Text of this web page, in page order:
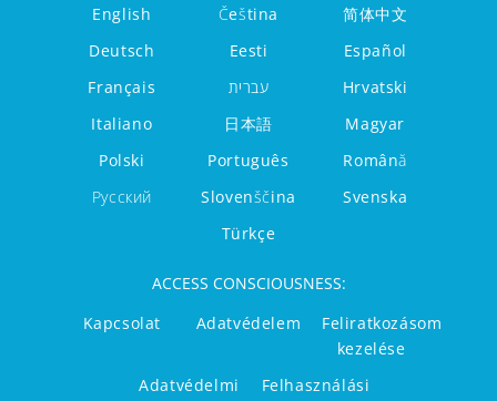
English
Čeština
简体中文
Deutsch
Eesti
Español
Français
עברית
Hrvatski
Italiano
日本語
Magyar
Polski
Português
Română
Русский
Slovenščina
Svenska
Türkçe
ACCESS CONSCIOUSNESS:
Kapcsolat
Adatvédelem
Feliratkozásom
kezelése
Adatvédelmi
Felhasználási